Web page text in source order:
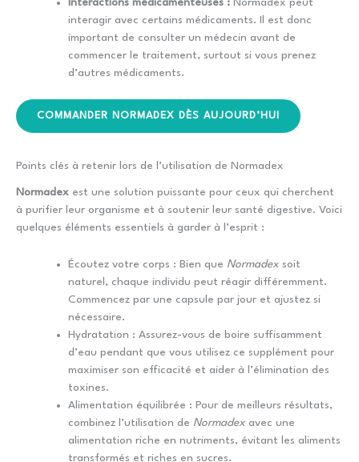
interagir avec certains médicaments. Il est donc
important de consulter un médecin avant de
commencer le traitement, surtout si vous prenez
d’autres médicaments.
COMMANDER NORMADEX DÈS AUJOURD’HUI
Points clés à retenir lors de l’utilisation de Normadex
Normadex est une solution puissante pour ceux qui cherchent
à purifier leur organisme et à soutenir leur santé digestive. Voici
quelques éléments essentiels à garder à l’esprit :
Écoutez votre corps : Bien que Normadex soit
naturel, chaque individu peut réagir différemment.
Commencez par une capsule par jour et ajustez si
nécessaire.
Hydratation : Assurez-vous de boire suffisamment
d’eau pendant que vous utilisez ce supplément pour
maximiser son efficacité et aider à l’élimination des
toxines.
Alimentation équilibrée : Pour de meilleurs résultats,
combinez l’utilisation de Normadex avec une
alimentation riche en nutriments, évitant les aliments
transformés et riches en sucres.